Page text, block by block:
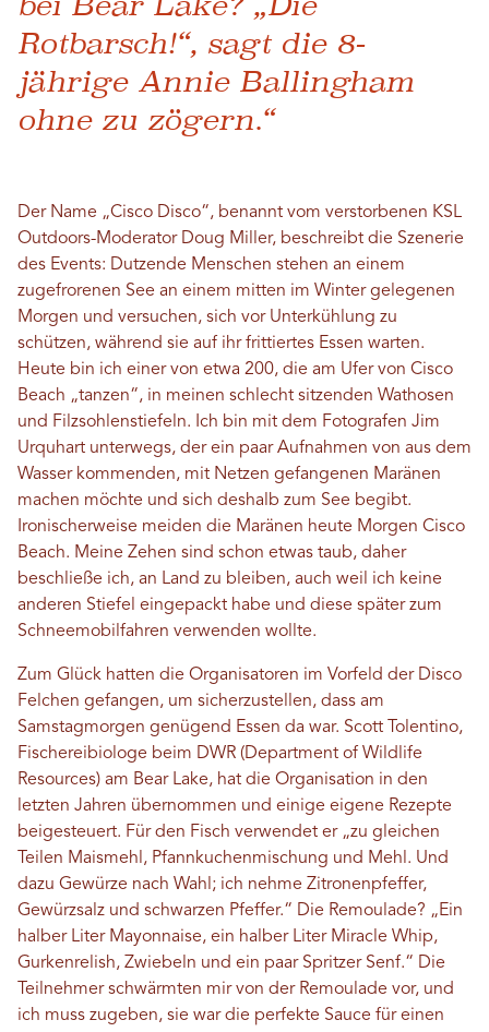
Rotbarsch!“, sagt die 8-
jährige Annie Ballingham
ohne zu zögern.“
Der Name „Cisco Disco“, benannt vom verstorbenen KSL
Outdoors-Moderator Doug Miller, beschreibt die Szenerie
des Events: Dutzende Menschen stehen an einem
zugefrorenen See an einem mitten im Winter gelegenen
Morgen und versuchen, sich vor Unterkühlung zu
schützen, während sie auf ihr frittiertes Essen warten.
Heute bin ich einer von etwa 200, die am Ufer von Cisco
Beach „tanzen“, in meinen schlecht sitzenden Wathosen
und Filzsohlenstiefeln. Ich bin mit dem Fotografen Jim
Urquhart unterwegs, der ein paar Aufnahmen von aus dem
Wasser kommenden, mit Netzen gefangenen Maränen
machen möchte und sich deshalb zum See begibt.
Ironischerweise meiden die Maränen heute Morgen Cisco
Beach. Meine Zehen sind schon etwas taub, daher
beschließe ich, an Land zu bleiben, auch weil ich keine
anderen Stiefel eingepackt habe und diese später zum
Schneemobilfahren verwenden wollte.
Zum Glück hatten die Organisatoren im Vorfeld der Disco
Felchen gefangen, um sicherzustellen, dass am
Samstagmorgen genügend Essen da war. Scott Tolentino,
Fischereibiologe beim DWR (Department of Wildlife
Resources) am Bear Lake, hat die Organisation in den
letzten Jahren übernommen und einige eigene Rezepte
beigesteuert. Für den Fisch verwendet er „zu gleichen
Teilen Maismehl, Pfannkuchenmischung und Mehl. Und
dazu Gewürze nach Wahl; ich nehme Zitronenpfeffer,
Gewürzsalz und schwarzen Pfeffer.“ Die Remoulade? „Ein
halber Liter Mayonnaise, ein halber Liter Miracle Whip,
Gurkenrelish, Zwiebeln und ein paar Spritzer Senf.“ Die
Teilnehmer schwärmten mir von der Remoulade vor, und
ich muss zugeben, sie war die perfekte Sauce für einen